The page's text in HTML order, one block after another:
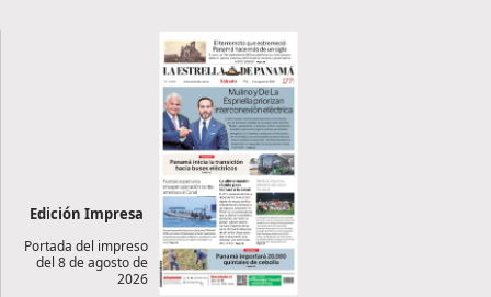
Edición Impresa
Portada del impreso
del 8 de agosto de
2026